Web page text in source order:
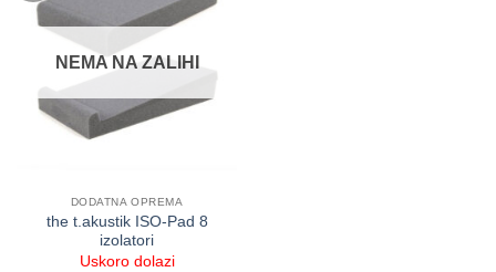
NEMA NA ZALIHI
DODATNA OPREMA
the t.akustik ISO-Pad 8
izolatori
Uskoro dolazi